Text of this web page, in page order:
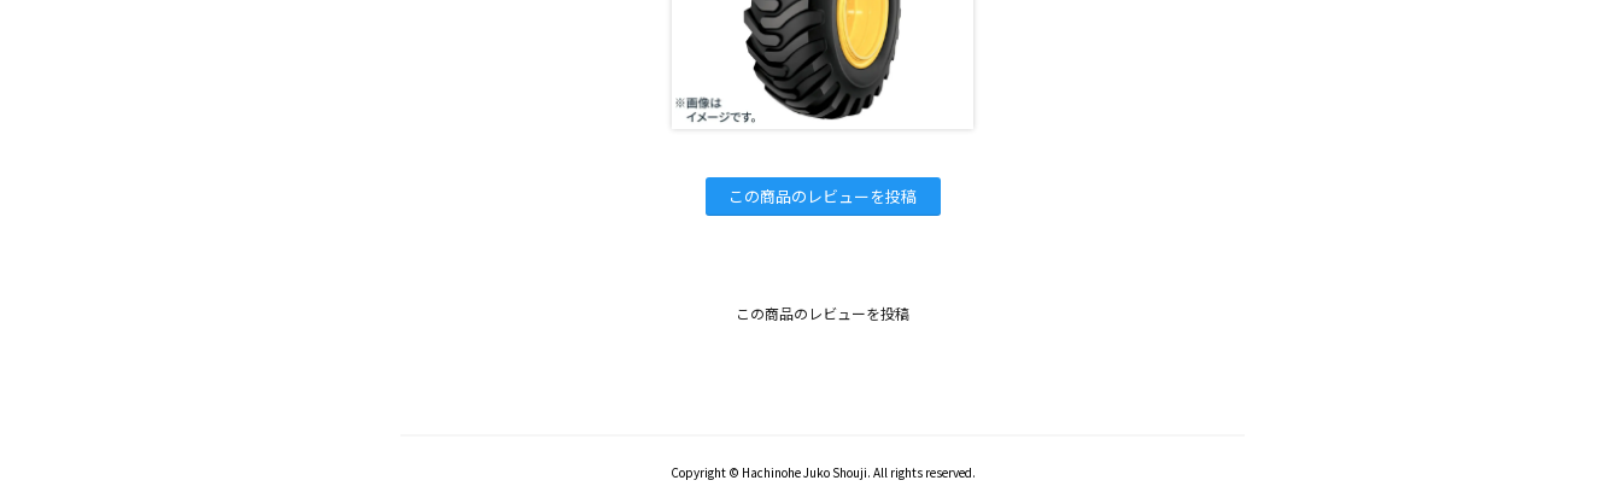
この商品のレビューを投稿
この商品のレビューを投稿
Copyright © Hachinohe Juko Shouji. All rights reserved.